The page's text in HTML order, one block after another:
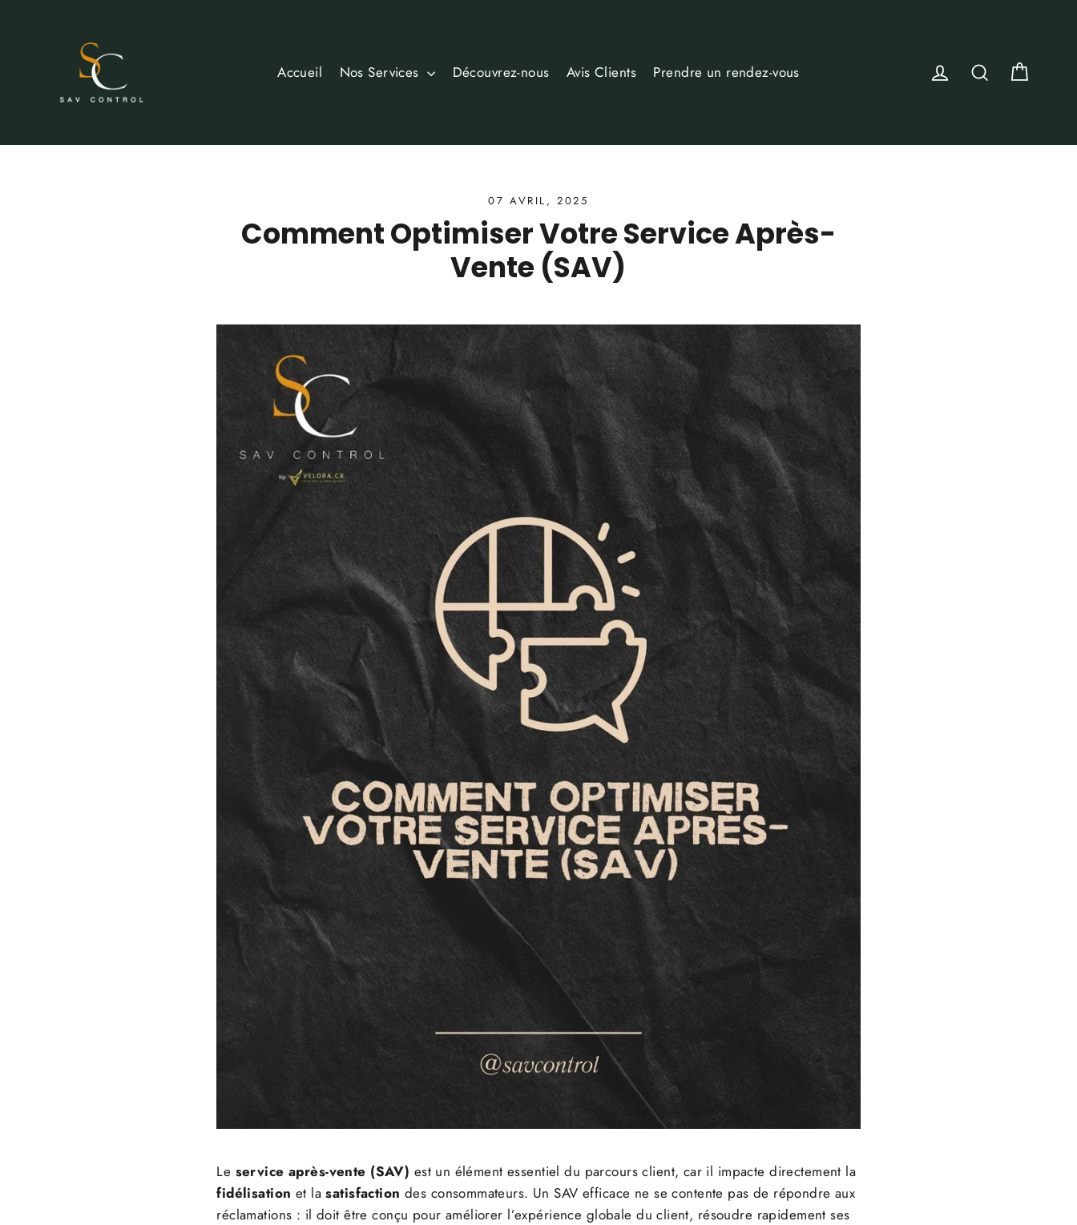
Accueil
Nos Services Découvrez-nous Avis Clients Prendre un rendez-vous Se connecter
Rechercher
07 AVRIL, 2025
Comment Optimiser Votre Service Après-
Vente (SAV)
Le service après-vente (SAV) est un élément essentiel du parcours client, car il impacte directement la
fidélisation et lasatisfaction des consommateurs. Un SAV efficace ne se contente pas de répondre aux
réclamations : il doit être conçu pour améliorer l’expérience globale du client, résoudre rapidement ses